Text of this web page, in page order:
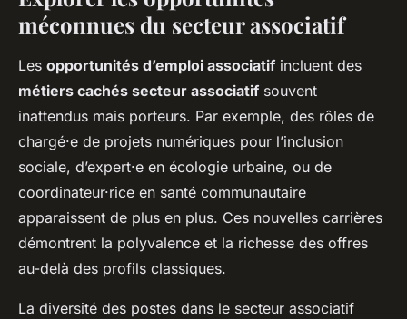
méconnues du secteur associatif
Les opportunités d’emploi associatif incluent des
métiers cachés secteur associatif souvent
inattendus mais porteurs. Par exemple, des rôles de
chargé·e de projets numériques pour l’inclusion
sociale, d’expert·e en écologie urbaine, ou de
coordinateur·rice en santé communautaire
apparaissent de plus en plus. Ces nouvelles carrières
démontrent la polyvalence et la richesse des offres
au-delà des profils classiques.
La diversité des postes dans le secteur associatif